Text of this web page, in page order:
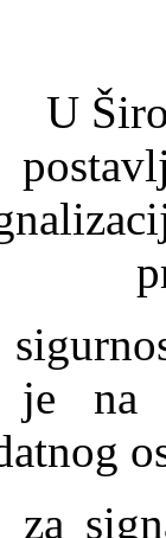
je na